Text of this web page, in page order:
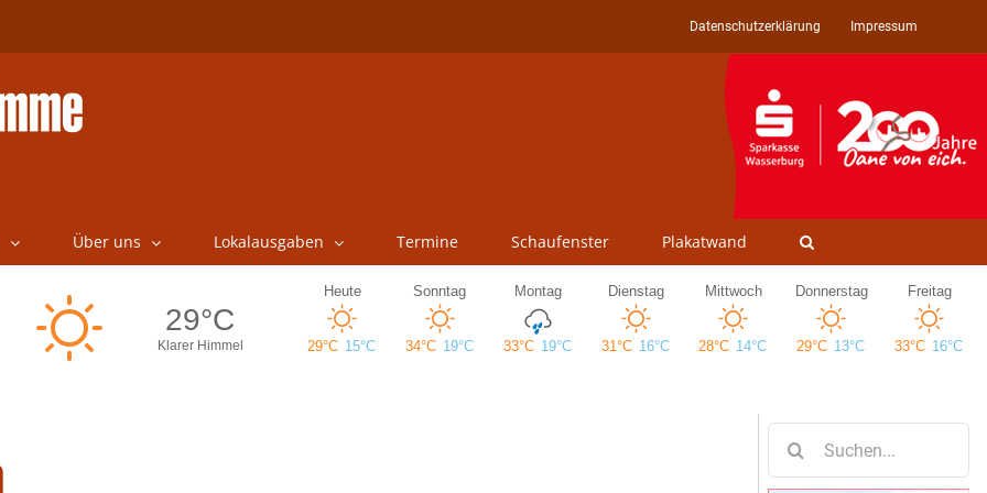
Datenschutzerklärung Impressum
Über uns Lokalausgaben Termine Schaufenster Plakatwand
nach: